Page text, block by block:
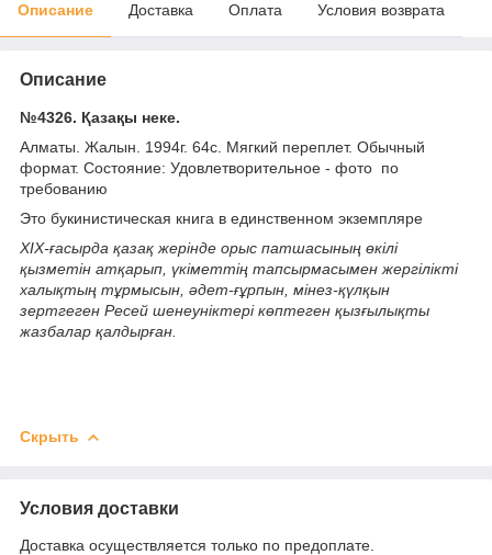
Описание Доставка Оплата Условия возврата
Описание
№4326. Қазақы неке.
Алматы. Жалын. 1994г. 64с. Мягкий переплет. Обычный
формат. Состояние: Удовлетворительное - фото по
требованию
Это букинистическая книга в единственном экземпляре
ХІХ-ғасырда қазақ жерінде орыс патшасының өкілі
қызметін атқарып, үкіметтің тапсырмасымен жергілікті
халықтың тұрмысын, әдет-ғұрпын, мінез-қүлқын
зертгеген Ресей шенеуніктері көптеген қызғылықты
жазбалар қалдырған.
Скрыть
Условия доставки
Доставка осуществляется только по предоплате.